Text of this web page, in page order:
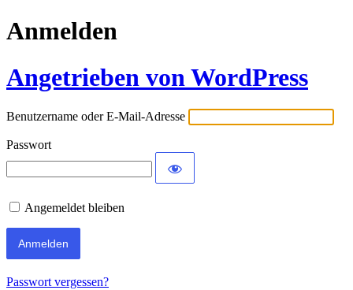
Anmelden
Angetrieben von WordPress
Benutzername oder E-Mail-Adresse
Passwort
Angemeldet bleiben
Passwort vergessen?